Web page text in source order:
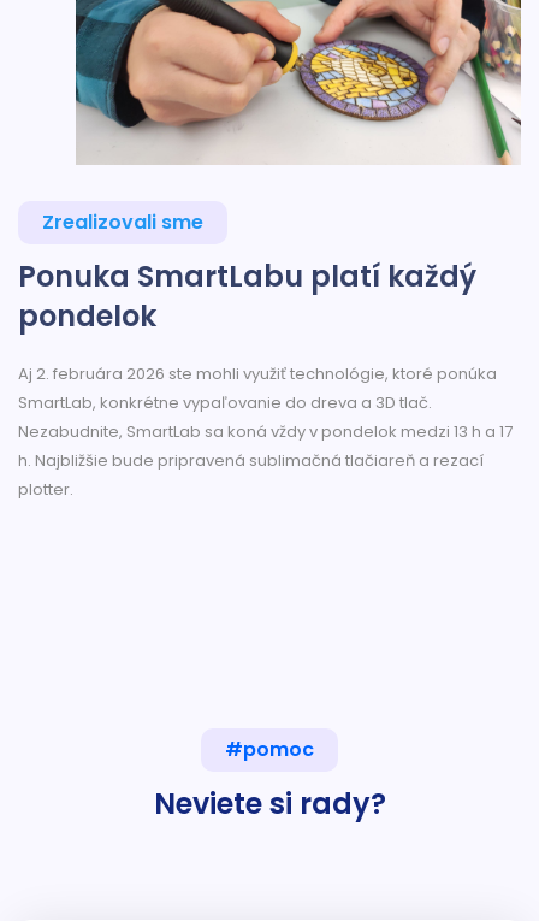
Zrealizovali sme
Ponuka SmartLabu platí každý
pondelok
Aj 2. februára 2026 ste mohli využiť technológie, ktoré ponúka
SmartLab, konkrétne vypaľovanie do dreva a 3D tlač.
Nezabudnite, SmartLab sa koná vždy v pondelok medzi 13 h a 17
h. Najbližšie bude pripravená sublimačná tlačiareň a rezací
plotter.
#pomoc
Neviete si rady?